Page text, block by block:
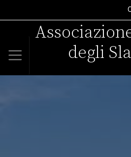
degli